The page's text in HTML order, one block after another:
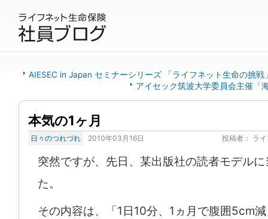
AIESEC in Japan セミナーシリーズ 「ライフネット生命の挑
アイセック筑波大学委員会主催「
本気の1ヶ月
日々のつれづれ 2010年03月16日 投稿者： ラ
突然ですが、先日、某出版社の読者モデル
た。
その内容は、「1日10分、1ヵ月で腹囲5cm